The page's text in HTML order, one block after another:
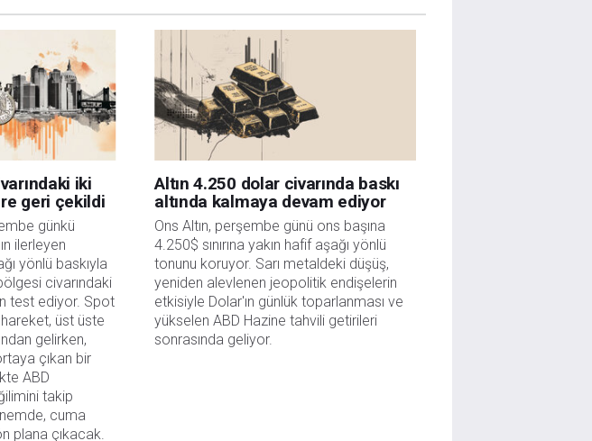
olarak verilmiştir ve yatırım
olarak ortaya çıkabilecek
kabul etmemektedir.
iki
geri çekildi
günkü
ilerleyen
yönlü baskıyla
civarındaki
test ediyor. Spot
üst üste
gelirken,
çıkan bir
ABD
takip
cuma
plana çıkacak.
Altın 4.250 dolar civarında baskı
altında kalmaya devam ediyor
Ons Altın, perşembe günü ons başına
4.250$ sınırına yakın hafif aşağı yönlü
tonunu koruyor. Sarı metaldeki düşüş,
yeniden alevlenen jeopolitik endişelerin
etkisiyle Dolar'ın günlük toparlanması ve
yükselen ABD Hazine tahvili getirileri
sonrasında geliyor.